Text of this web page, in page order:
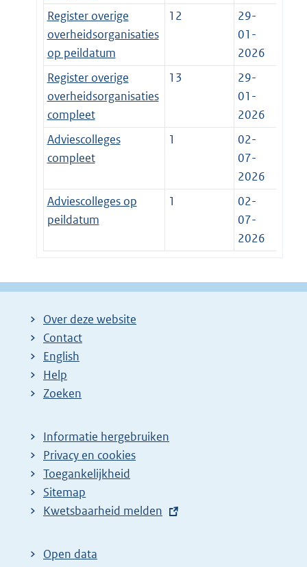
Register overige
overheidsorganisaties
op peildatum
12
29-
01-
2026
Register overige
overheidsorganisaties
compleet
13
29-
01-
2026
Adviescolleges
compleet
1
02-
07-
2026
Adviescolleges op
peildatum
1
02-
07-
2026
Over deze website
Contact
English
Help
Zoeken
Informatie hergebruiken
Privacy en cookies
Toegankelijkheid
Sitemap
E
t
Kwetsbaarheid melden
Open data